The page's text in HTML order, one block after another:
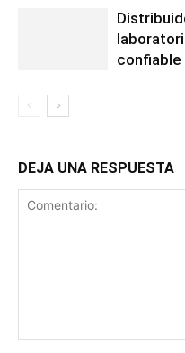
DEJA UNA RESPUESTA